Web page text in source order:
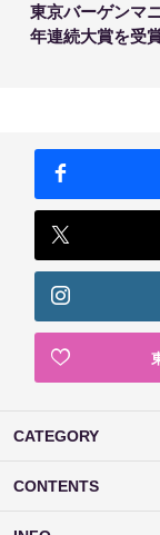
東京バーゲンマ
年連続大賞を受
CATEGORY
CONTENTS